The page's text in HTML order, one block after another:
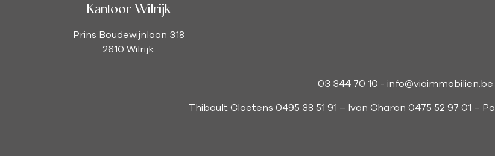
Kantoor Wilrijk
Prins Boudewijnlaan 318
2610 Wilrijk
03 344 70 10 - info@viaimmobilien.be
Thibault Cloetens 0495 38 51 91 – Ivan Charon 0475 52 97 01 –